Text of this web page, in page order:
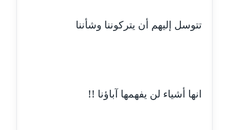
مدونة اسماعيل محسن
عاملة
مدونة أشرف القط
تتوسل إليهم أن يتركوننا وشأننا
انها أشياء لن يفهمها آباؤنا !!